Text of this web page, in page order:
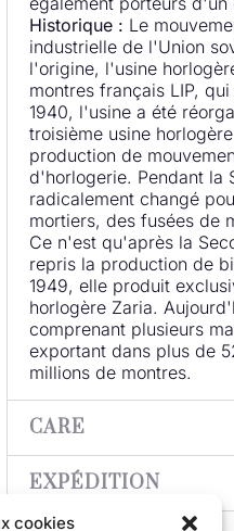
cookies
Historique : Le
industrielle de l'Union
l'origine, l'usine
montres français LIP,
1940, l'usine a été
troisième usine
production de
d'horlogerie. Pendant la
radicalement changé
mortiers, des fusées de
Ce n'est qu'après la
repris la production de
1949, elle produit
horlogère Zaria.
comprenant plusieurs
exportant dans plus de
millions de montres.
CARE
EXPÉDITION